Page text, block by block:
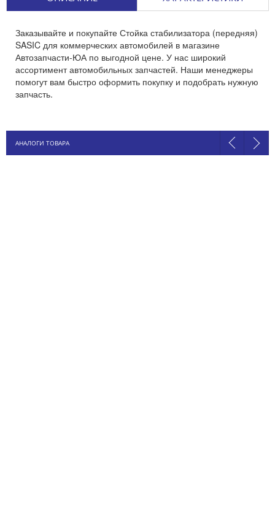
Заказывайте и покупайте Стойка стабилизатора (передняя)
SASIC для коммерческих автомобилей в магазине
Автозапчасти-ЮА по выгодной цене. У нас широкий
ассортимент автомобильных запчастей. Наши менеджеры
помогут вам быстро оформить покупку и подобрать нужную
запчасть.
АНАЛОГИ ТОВАРА